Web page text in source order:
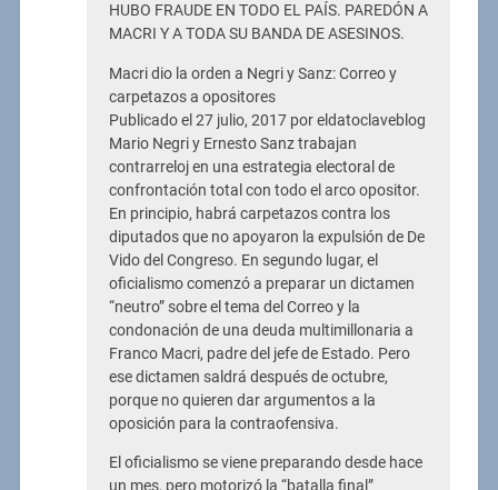
HUBO FRAUDE EN TODO EL PAÍS. PAREDÓN A
MACRI Y A TODA SU BANDA DE ASESINOS.
Macri dio la orden a Negri y Sanz: Correo y
carpetazos a opositores
Publicado el 27 julio, 2017 por eldatoclaveblog
Mario Negri y Ernesto Sanz trabajan
contrarreloj en una estrategia electoral de
confrontación total con todo el arco opositor.
En principio, habrá carpetazos contra los
diputados que no apoyaron la expulsión de De
Vido del Congreso. En segundo lugar, el
oficialismo comenzó a preparar un dictamen
“neutro” sobre el tema del Correo y la
condonación de una deuda multimillonaria a
Franco Macri, padre del jefe de Estado. Pero
ese dictamen saldrá después de octubre,
porque no quieren dar argumentos a la
oposición para la contraofensiva.
El oficialismo se viene preparando desde hace